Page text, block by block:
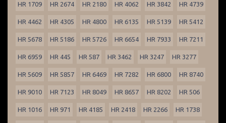
HR 1709 HR 2674 HR 2180 HR 4062 HR 3842 HR 4739
HR 4462 HR 4305 HR 4800 HR 6135 HR 5139 HR 5412
HR 5678 HR 5186 HR 5726 HR 6654 HR 7933 HR 7211
HR 6959 HR 445 HR 587 HR 3462 HR 3247 HR 3277
HR 5609 HR 5857 HR 6469 HR 7282 HR 6800 HR 8740
HR 9010 HR 7123 HR 8049 HR 8657 HR 8202 HR 506
HR 1016 HR 971 HR 4185 HR 2418 HR 2266 HR 1738